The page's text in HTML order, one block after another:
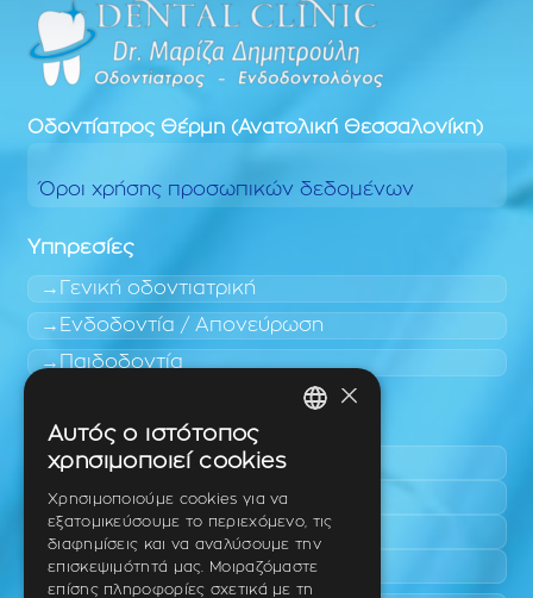
Οδοντίατρος Θέρμη (Ανατολική Θεσσαλονίκη)
Όροι χρήσης προσωπικών δεδομένων
Υπηρεσίες
Γενική οδοντιατρική
Ενδοδοντία / Απονεύρωση
Παιδοδοντία
Πυλαία
Τριάδι
Νέο Ρύσιο
Επανομή
×
Αυτός ο ιστότοπος
χρησιμοποιεί cookies
Χρησιμοποιούμε cookies για να
εξατομικεύσουμε το περιεχόμενο, τις
διαφημίσεις και να αναλύσουμε την
επισκεψιμότητά μας. Μοιραζόμαστε
επίσης πληροφορίες σχετικά με τη